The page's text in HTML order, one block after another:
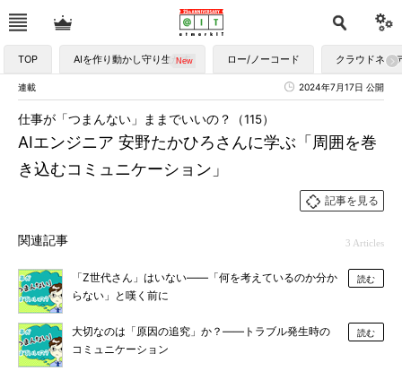
TOP AIを作り動かし守り生かす ロー/ノーコード クラウドネイ
連載 2024年7月17日 公開
AIエンジニア 安野たかひろさんに学ぶ「周囲を巻
き込むコミュニケーション」
仕事が「つまんない」ままでいいの？（115）
記事を見る
関連記事 3 Articles
「Z世代さん」はいない――「何を考えているのか分か
らない」と嘆く前に
読む
大切なのは「原因の追究」か？――トラブル発生時の
コミュニケーション
読む